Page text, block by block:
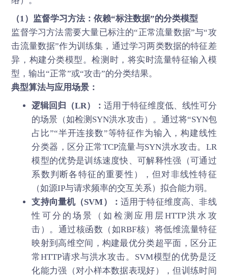
（1）监督学习方法：依赖“标注数据”的分类模型
监督学习方法需要大量已标注的“正常流量数据”与“攻
击流量数据”作为训练集，通过学习两类数据的特征差
异，构建分类模型。检测时，将实时流量特征输入模
型，输出“正常”或“攻击”的分类结果。
典型算法与应用场景：
逻辑回归（LR）：适用于特征维度低、线性可分
的场景（如检测SYN洪水攻击）。通过将“SYN包
占比”“半开连接数”等特征作为输入，构建线性
分类器，区分正常TCP流量与SYN洪水攻击。LR
模型的优势是训练速度快、可解释性强（可通过
系数判断各特征的重要性），但对非线性特征
（如源IP与请求频率的交互关系）拟合能力弱。
支持向量机（SVM）： 适用于特征维度高、非线
性可分的场景（如检测应用层HTTP洪水攻
击）。通过核函数（如RBF核）将低维流量特征
映射到高维空间，构建最优分类超平面，区分正
常HTTP请求与洪水攻击。SVM模型的优势是泛
化能力强（对小样本数据表现好），但训练时间